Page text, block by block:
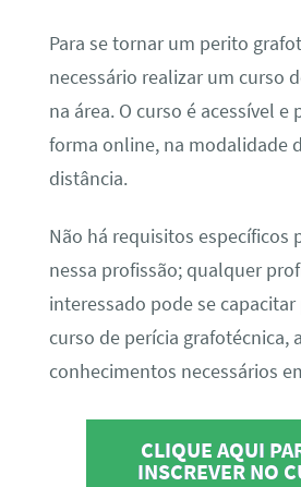
Para se tornar um perito
necessário realizar um curso
na área. O curso é acessível e
forma online, na modalidade
distância.
Não há requisitos específicos
nessa profissão; qualquer
interessado pode se
curso de perícia grafotécnica,
conhecimentos necessários
CLIQUE AQUI
INSCREVER NO